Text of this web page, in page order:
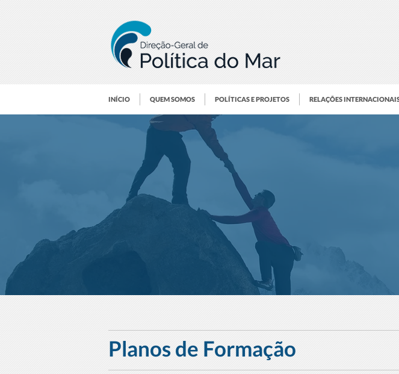
INÍCIO QUEM SOMOS POLÍTICAS E PROJETOS RELAÇÕES
Planos de Formação